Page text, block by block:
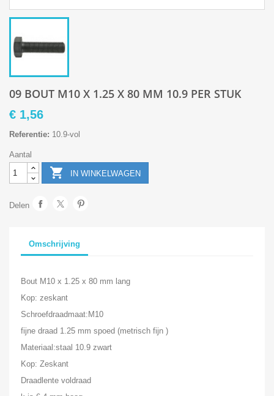
09 BOUT M10 X 1.25 X 80 MM 10.9 PER STUK
€ 1,56
Referentie: 10.9-vol
Aantal
 IN WINKELWAGEN
Delen
Omschrijving
Bout M10 x 1.25 x 80 mm lang
Kop: zeskant
Schroefdraadmaat:M10
fijne draad 1.25 mm spoed (metrisch fijn )
Materiaal:staal 10.9 zwart
Kop: Zeskant
Draadlente voldraad